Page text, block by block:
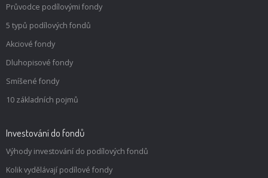
Průvodce podílovými fondy
5 typů podílových fondů
Akciové fondy
Dluhopisové fondy
Smíšené fondy
10 základních pojmů
Investování do fondů
Výhody investování do podílových fondů
Kolik vydělávají podílové fondy